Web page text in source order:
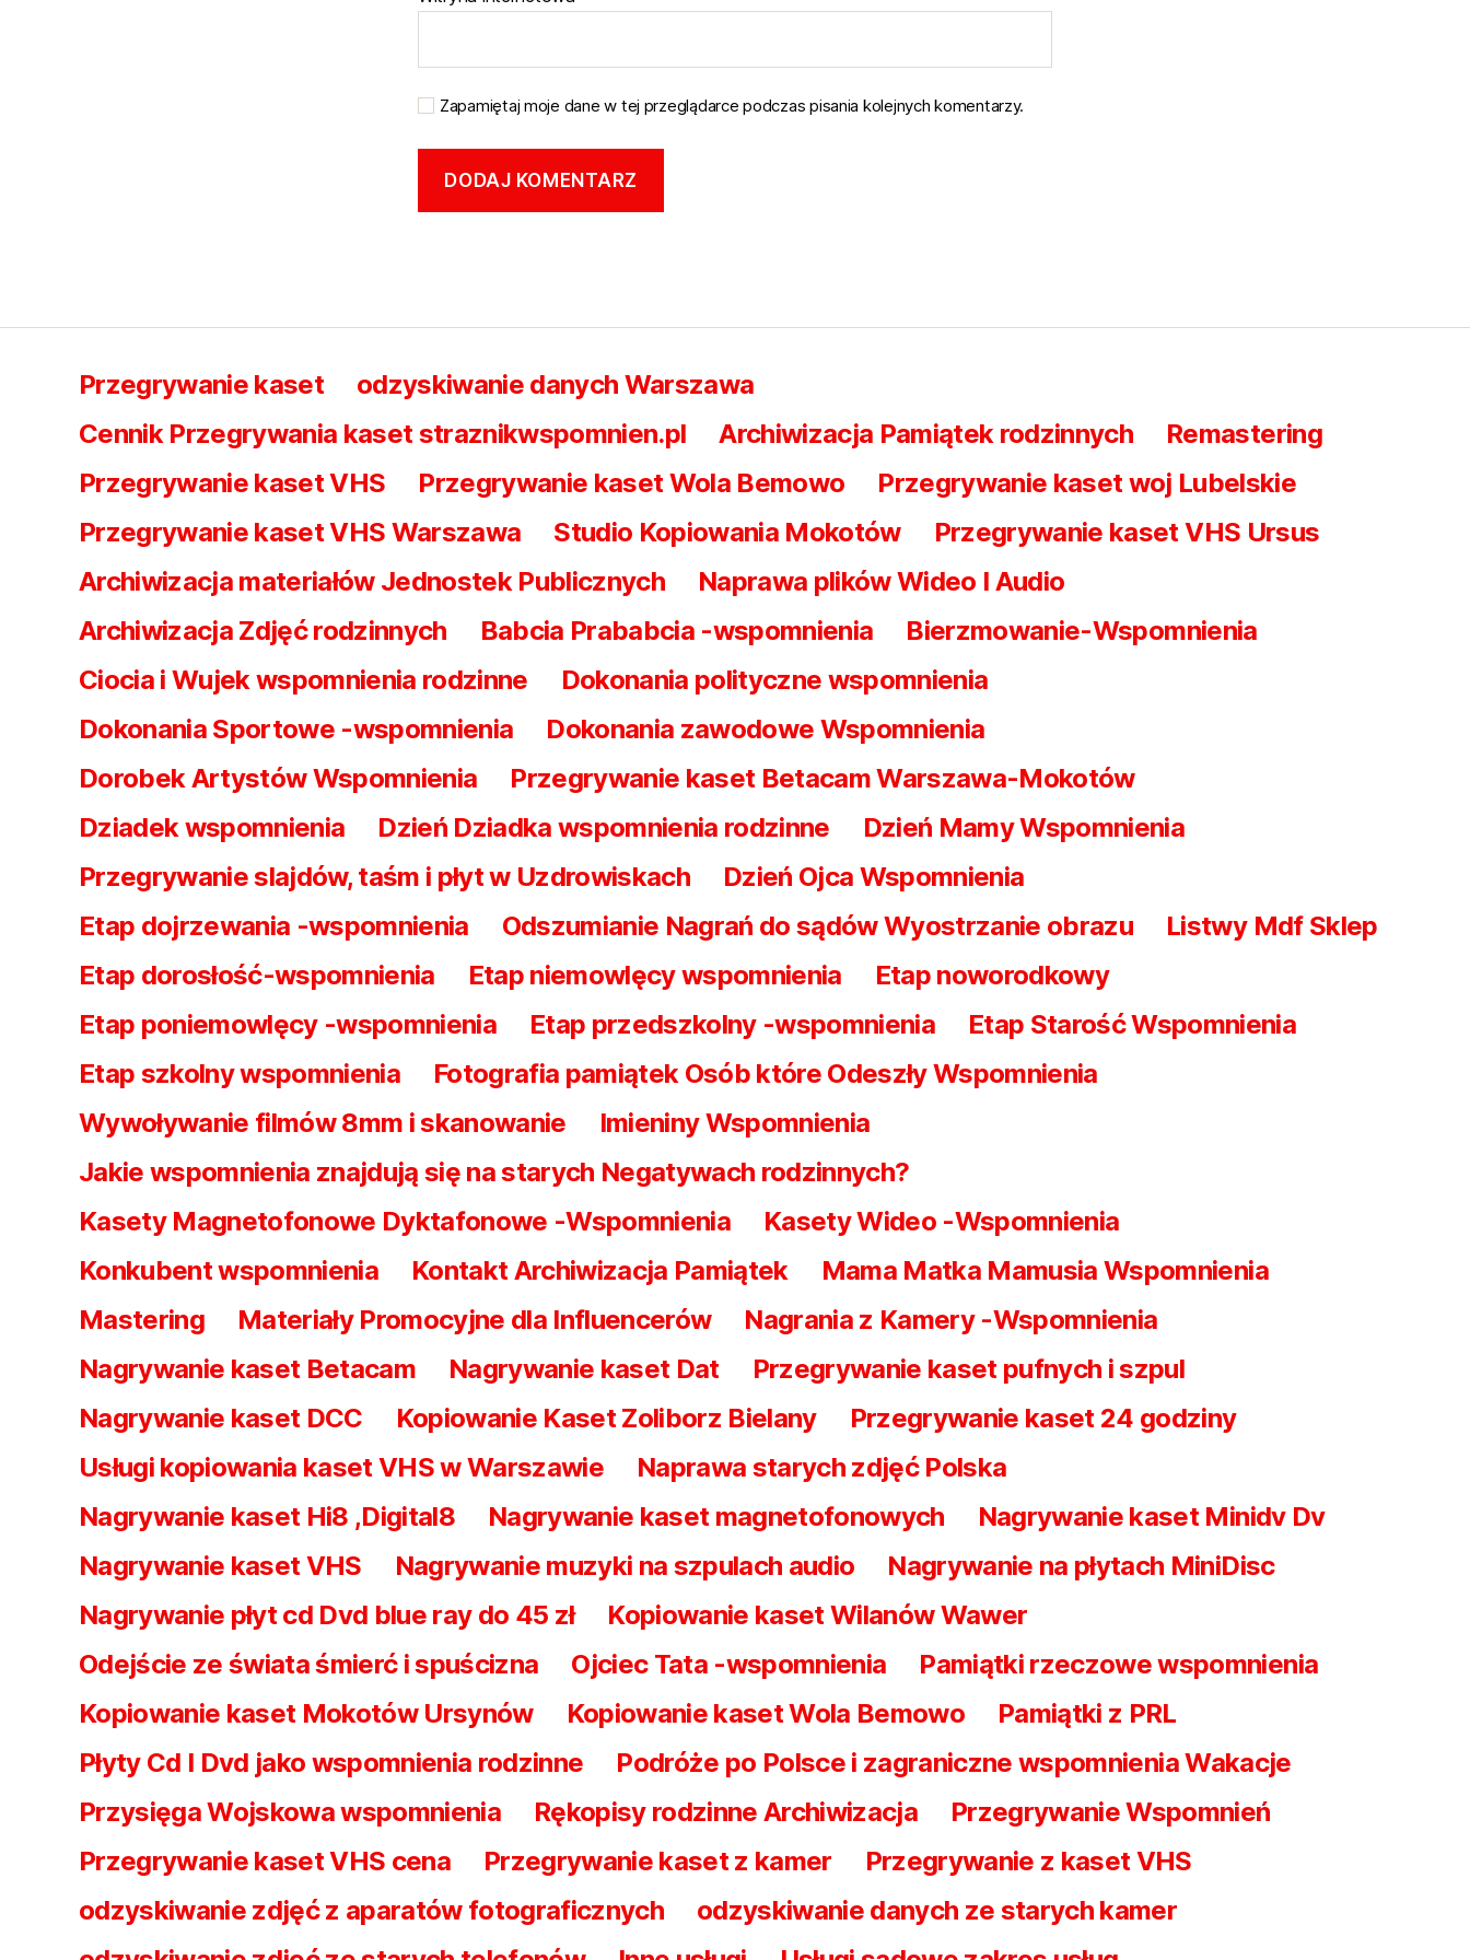
Zapamiętaj moje dane w tej przeglądarce podczas pisania kolejnych komentarzy.
Przegrywanie kaset
odzyskiwanie danych Warszawa
Cennik Przegrywania kaset straznikwspomnien.pl
Archiwizacja Pamiątek rodzinnych
Remastering
Przegrywanie kaset VHS
Przegrywanie kaset Wola Bemowo
Przegrywanie kaset woj Lubelskie
Przegrywanie kaset VHS Warszawa
Studio Kopiowania Mokotów
Przegrywanie kaset VHS Ursus
Archiwizacja materiałów Jednostek Publicznych
Naprawa plików Wideo I Audio
Archiwizacja Zdjęć rodzinnych
Babcia Prababcia -wspomnienia
Bierzmowanie-Wspomnienia
Ciocia i Wujek wspomnienia rodzinne
Dokonania polityczne wspomnienia
Dokonania Sportowe -wspomnienia
Dokonania zawodowe Wspomnienia
Dorobek Artystów Wspomnienia
Przegrywanie kaset Betacam Warszawa-Mokotów
Dziadek wspomnienia
Dzień Dziadka wspomnienia rodzinne
Dzień Mamy Wspomnienia
Przegrywanie slajdów, taśm i płyt w Uzdrowiskach
Dzień Ojca Wspomnienia
Etap dojrzewania -wspomnienia
Odszumianie Nagrań do sądów Wyostrzanie obrazu
Listwy Mdf Sklep
Etap dorosłość-wspomnienia
Etap niemowlęcy wspomnienia
Etap noworodkowy
Etap poniemowlęcy -wspomnienia
Etap przedszkolny -wspomnienia
Etap Starość Wspomnienia
Etap szkolny wspomnienia
Fotografia pamiątek Osób które Odeszły Wspomnienia
Wywoływanie filmów 8mm i skanowanie
Imieniny Wspomnienia
Jakie wspomnienia znajdują się na starych Negatywach rodzinnych?
Kasety Magnetofonowe Dyktafonowe -Wspomnienia
Kasety Wideo -Wspomnienia
Konkubent wspomnienia
Kontakt Archiwizacja Pamiątek
Mama Matka Mamusia Wspomnienia
Mastering
Materiały Promocyjne dla Influencerów
Nagrania z Kamery -Wspomnienia
Nagrywanie kaset Betacam
Nagrywanie kaset Dat
Przegrywanie kaset pufnych i szpul
Nagrywanie kaset DCC
Kopiowanie Kaset Zoliborz Bielany
Przegrywanie kaset 24 godziny
Usługi kopiowania kaset VHS w Warszawie
Naprawa starych zdjęć Polska
Nagrywanie kaset Hi8 ,Digital8
Nagrywanie kaset magnetofonowych
Nagrywanie kaset Minidv Dv
Nagrywanie kaset VHS
Nagrywanie muzyki na szpulach audio
Nagrywanie na płytach MiniDisc
Nagrywanie płyt cd Dvd blue ray do 45 zł
Kopiowanie kaset Wilanów Wawer
Odejście ze świata śmierć i spuścizna
Ojciec Tata -wspomnienia
Pamiątki rzeczowe wspomnienia
Kopiowanie kaset Mokotów Ursynów
Kopiowanie kaset Wola Bemowo
Pamiątki z PRL
Płyty Cd I Dvd jako wspomnienia rodzinne
Podróże po Polsce i zagraniczne wspomnienia Wakacje
Przysięga Wojskowa wspomnienia
Rękopisy rodzinne Archiwizacja
Przegrywanie Wspomnień
Przegrywanie kaset VHS cena
Przegrywanie kaset z kamer
Przegrywanie z kaset VHS
odzyskiwanie zdjęć z aparatów fotograficznych
odzyskiwanie danych ze starych kamer